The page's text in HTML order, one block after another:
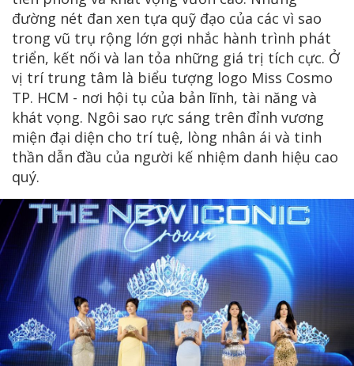
đường nét đan xen tựa quỹ đạo của các vì sao
trong vũ trụ rộng lớn gợi nhắc hành trình phát
triển, kết nối và lan tỏa những giá trị tích cực. Ở
vị trí trung tâm là biểu tượng logo Miss Cosmo
TP. HCM - nơi hội tụ của bản lĩnh, tài năng và
khát vọng. Ngôi sao rực sáng trên đỉnh vương
miện đại diện cho trí tuệ, lòng nhân ái và tinh
thần dẫn đầu của người kế nhiệm danh hiệu cao
quý.